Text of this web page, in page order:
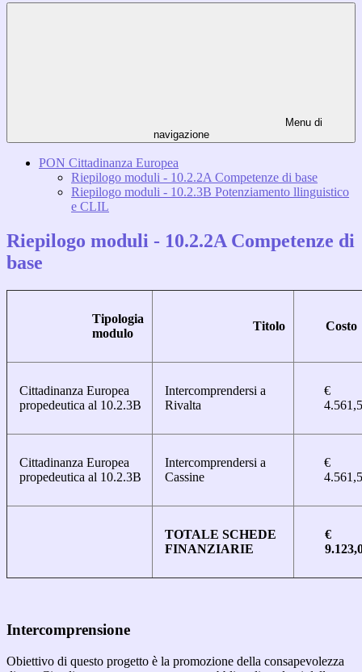
Menu di
navigazione
PON Cittadinanza Europea
Riepilogo moduli - 10.2.2A Competenze di base
Riepilogo moduli - 10.2.3B Potenziamento llinguistico
e CLIL
Riepilogo moduli - 10.2.2A Competenze di
base
Tipologia
modulo
Titolo Costo
Cittadinanza Europea
propedeutica al 10.2.3B
Intercomprendersi a
Rivalta
€
Cittadinanza Europea
propedeutica al 10.2.3B
Intercomprendersi a
Cassine
€
TOTALE SCHEDE
FINANZIARIE
€
Intercomprensione
Obiettivo di questo progetto è la promozione della consapevolezza